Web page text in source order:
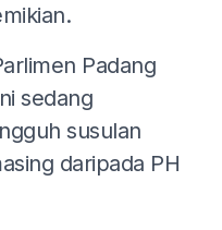
Padang
sedang
susulan
daripada PH